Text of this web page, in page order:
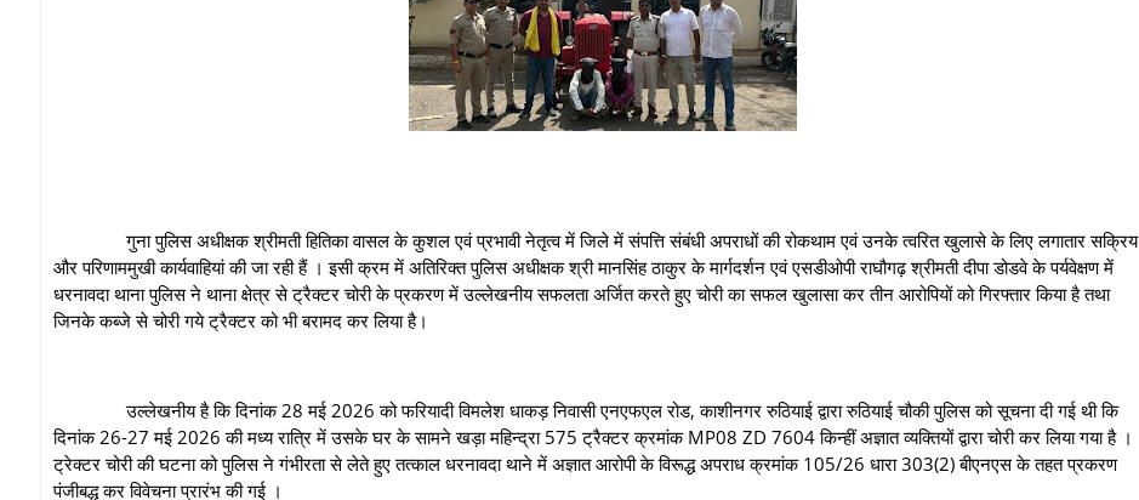
गुना पुलिस अधीक्षक श्रीमती हितिका वासल के कुशल एवं प्रभावी नेतृत्व में जिले में संपत्ति संबंधी अपराधों की रोकथाम एवं उनके त्वरित खुलासे के लिए लगातार सक्रिय
और परिणाममुखी कार्यवाहियां की जा रही हैं । इसी क्रम में अतिरिक्त पुलिस अधीक्षक श्री मानसिंह ठाकुर के मार्गदर्शन एवं एसडीओपी राघौगढ़ श्रीमती दीपा डोडवे के पर्यवेक्षण में
धरनावदा थाना पुलिस ने थाना क्षेत्र से ट्रैक्टर चोरी के प्रकरण में उल्लेखनीय सफलता अर्जित करते हुए चोरी का सफल खुलासा कर तीन आरोपियों को गिरफ्तार किया है तथा
जिनके कब्जे से चोरी गये ट्रैक्टर को भी बरामद कर लिया है।
उल्लेखनीय है कि दिनांक 28 मई 2026 को फरियादी विमलेश धाकड़ निवासी एनएफएल रोड, काशीनगर रुठियाई द्वारा रुठियाई चौकी पुलिस को सूचना दी गई थी कि
दिनांक 26-27 मई 2026 की मध्य रात्रि में उसके घर के सामने खड़ा महिन्द्रा 575 ट्रैक्टर क्रमांक MP08 ZD 7604 किन्हीं अज्ञात व्यक्तियों द्वारा चोरी कर लिया गया है ।
ट्रेक्टर चोरी की घटना को पुलिस ने गंभीरता से लेते हुए तत्काल धरनावदा थाने में अज्ञात आरोपी के विरूद्ध अपराध क्रमांक 105/26 धारा 303(2) बीएनएस के तहत प्रकरण
पंजीबद्ध कर विवेचना प्रारंभ की गई ।